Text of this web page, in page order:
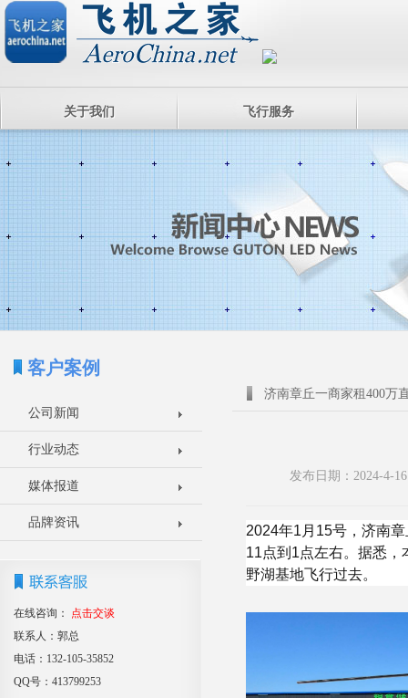
关于我们 飞行服务
客户案例
公司新闻
行业动态
媒体报道
品牌资讯
在线咨询：
点击交谈
联系人：郭总
电话：132-105-35852
QQ号：413799253
济南章丘一商家租400万
发布日期：2024-4-
2024年1月15号，济南
11点到1点左右。据悉
野湖基地飞行过去。